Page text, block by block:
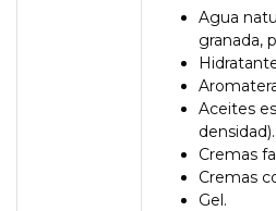
Agua
granada,
Aceites
densidad).
Cremas
Cremas
Gel.